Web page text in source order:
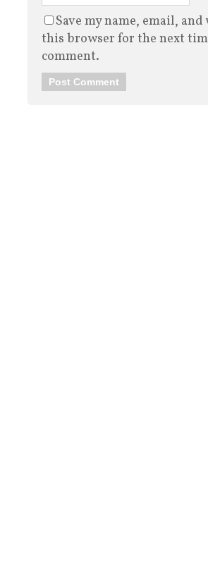
Save my name, email,
this browser for the next
comment.